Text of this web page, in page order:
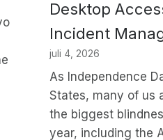
Desktop
Incident
juli 4, 2026
As Independence
States, many of us
the biggest
year, including the